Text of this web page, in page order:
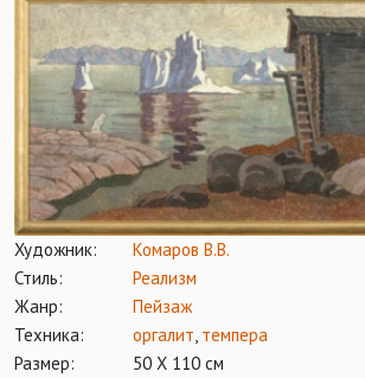
Художник:
Комаров В.В.
Стиль:
Реализм
Жанр:
Пейзаж
Техника:
оргалит, темпера
Размер:
50 Х 110 см